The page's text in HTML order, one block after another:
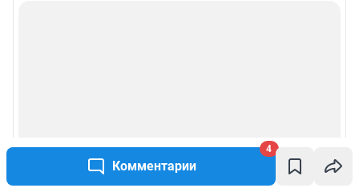
Комментарии
4